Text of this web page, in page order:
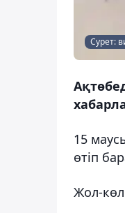
Сурет:
15
өтіп
Жол-